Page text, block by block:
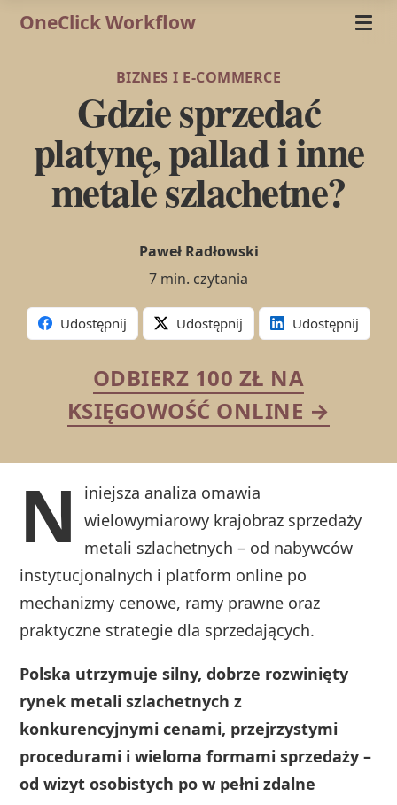
OneClick Workflow
BIZNES I E-COMMERCE
Gdzie sprzedać
platynę, pallad i inne
metale szlachetne?
Paweł Radłowski
7 min. czytania
Udostępnij Udostępnij Udostępnij
ODBIERZ 100 ZŁ NA
KSIĘGOWOŚĆ ONLINE →
N
iniejsza analiza omawia
wielowymiarowy krajobraz sprzedaży
metali szlachetnych – od nabywców
instytucjonalnych i platform online po
mechanizmy cenowe, ramy prawne oraz
praktyczne strategie dla sprzedających.
Polska utrzymuje silny, dobrze rozwinięty
rynek metali szlachetnych z
konkurencyjnymi cenami, przejrzystymi
procedurami i wieloma formami sprzedaży –
od wizyt osobistych po w pełni zdalne